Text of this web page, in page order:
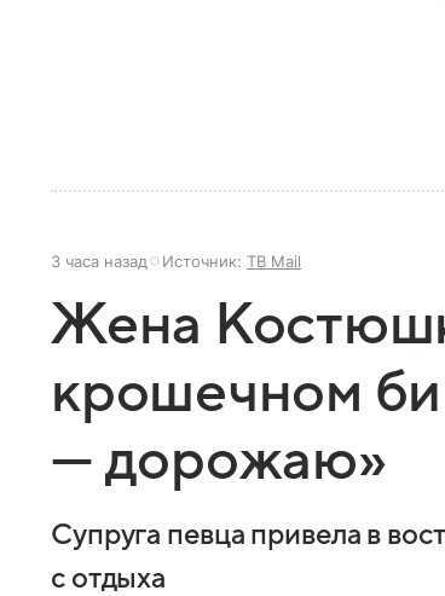
3 часа назад Источник: ТВ Mail
Жена
крошечном
— дорожаю»
Супруга певца привела в
с отдыха